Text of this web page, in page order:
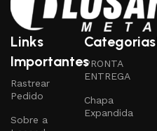
Links
Importantes
Rastrear
Pedido
Sobre a
Categorias
PRONTA
ENTREGA
Chapa
Expandida